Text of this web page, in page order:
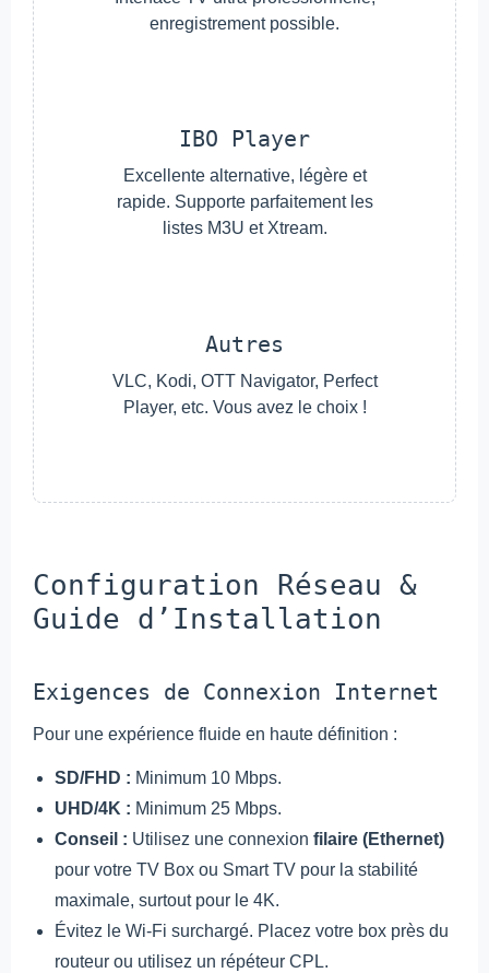
enregistrement possible.
IBO Player
Excellente alternative, légère et
rapide. Supporte parfaitement les
listes M3U et Xtream.
Autres
VLC, Kodi, OTT Navigator, Perfect
Player, etc. Vous avez le choix !
Configuration Réseau &
Guide d’Installation
Exigences de Connexion Internet
Pour une expérience fluide en haute définition :
SD/FHD : Minimum 10 Mbps.
UHD/4K : Minimum 25 Mbps.
Conseil : Utilisez une connexion filaire (Ethernet)
pour votre TV Box ou Smart TV pour la stabilité
maximale, surtout pour le 4K.
Évitez le Wi-Fi surchargé. Placez votre box près du
routeur ou utilisez un répéteur CPL.